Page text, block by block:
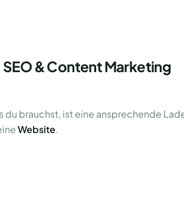
& Content Marketing
du brauchst, ist eine ansprechende
Website.